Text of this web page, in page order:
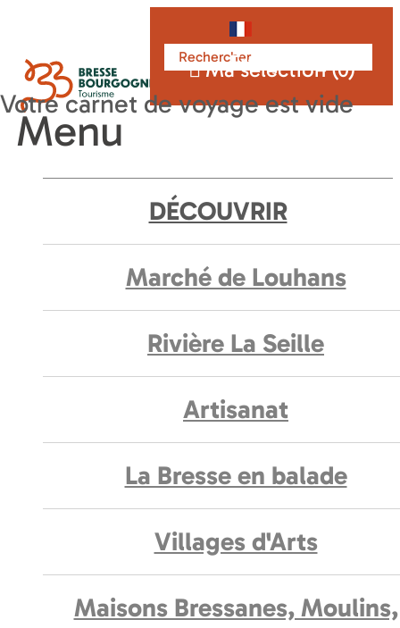
Français
Ma sélection (0)
Menu
DÉCOUVRIR
Marché de Louhans
Rivière La Seille
Artisanat
La Bresse en balade
Villages d'Arts
Maisons Bressanes, Moulins,